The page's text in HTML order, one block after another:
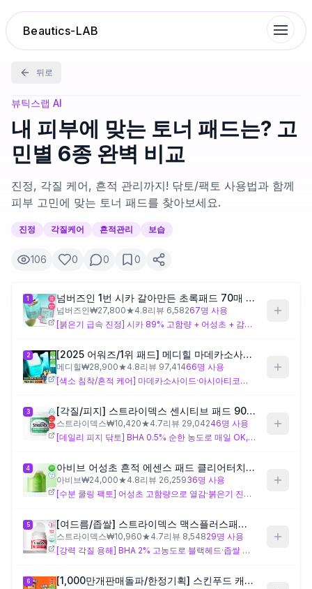
Beautics-LAB
랭킹
성분분석
나의 스킨케어
대화 이력
찜 목록
루틴탐색
뒤로
뷰틱스랩 AI
내 피부에 맞는 토너 패드는? 고
민별 6종 완벽 비교
진정, 각질 케어, 흔적 관리까지! 닦토/팩토 사용법과 함께
피부 고민에 맞는 토너 패드를 찾아보세요.
진정 각질케어 흔적관리 보습
106 0 0 0
1 넘버즈인 1번 시카 갈아만든 초록패드 70매 기획 (+70매 리필) (태닝 포차코)
넘버즈인₩27,800★4.8리뷰 6,58267명 사용
[붉은기 급속 진정] 시카 89% 고함량 + 어성초 + 감초 트리플 진정, 비건 인증, 양면 패드(엠보싱으로 닦고 부드러운 면으로 팩)
2 [2025 어워즈/1위 패드] 메디힐 마데카소사이드 흔적 패드 100+100+20매 어워즈 한정기획
메디힐₩28,900★4.8리뷰 97,41466명 사용
[색소 침착/흔적 케어] 마데카소사이드·아시아티코사이드·아시아틱애씨드·마데카식애씨드 병풀 4종 + 나이아신아마이드 미백, 네모 모양이라 팩토하기 편함
3 [각질/피지] 스트라이덱스 센시티브 패드 90매
스트라이덱스₩10,420★4.7리뷰 29,04246명 사용
[데일리 피지 닦토] BHA 0.5% 순한 농도로 매일 OK, 위치하젤 수렴 효과, 알코올 프리, 90매 가성비, ⚠️ 닦토 전용, 눈가 금지
4 아비브 어성초 흔적 에센스 패드 클리어터치 70매
아비브₩24,000★4.8리뷰 26,25936명 사용
[수분 쿨링 팩토] 어성초 고함량으로 열감·붉은기 진정, 밀착력 좋은 패드, 무향, 속건조 지성 추천, 닦토보다 팩토 권장
5 [여드름/좁쌀] 스트라이덱스 맥스플러스패드 55매
스트라이덱스₩10,960★4.7리뷰 8,54829명 사용
[강력 각질 용해] BHA 2% 고농도로 블랙헤드·좁쌀 집중 케어, 등드름·가슴드름 바디 사용 가능, ⚠️ 주 2-3회만, 레티놀·비타민C 병용 주의, 눈가 금지
6 [1,000만개판매돌파/한정기획] 스킨푸드 캐롯 카로틴 카밍 워터 패드 60매+60매 기획(30매본품, 30매리필)